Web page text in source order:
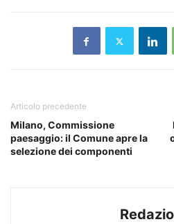
Articolo precedente
Milano, Commissione
paesaggio: il Comune apre la
selezione dei componenti